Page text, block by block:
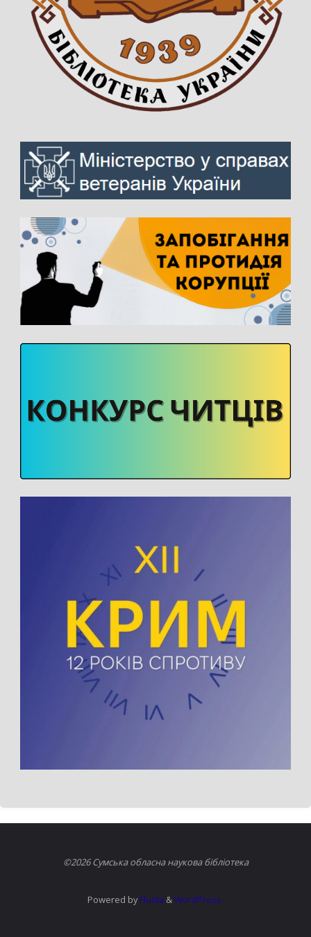
©2026 Сумська обласна наукова бібліотека
Powered byFluida &WordPress.